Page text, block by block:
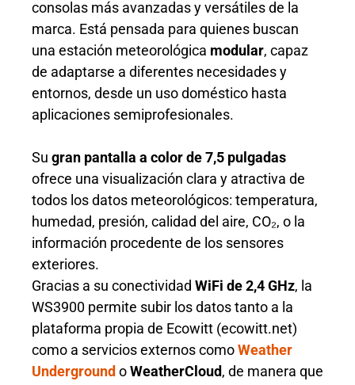
consolas más avanzadas y versátiles de la
marca. Está pensada para quienes buscan
una estación meteorológica modular, capaz
de adaptarse a diferentes necesidades y
entornos, desde un uso doméstico hasta
aplicaciones semiprofesionales.
Su gran pantalla a color de 7,5 pulgadas
ofrece una visualización clara y atractiva de
todos los datos meteorológicos: temperatura,
humedad, presión, calidad del aire, CO₂, o la
información procedente de los sensores
exteriores.
Gracias a su conectividad WiFi de 2,4 GHz, la
WS3900 permite subir los datos tanto a la
plataforma propia de Ecowitt (ecowitt.net)
como a servicios externos comoWeather
Underground oWeatherCloud, de manera que